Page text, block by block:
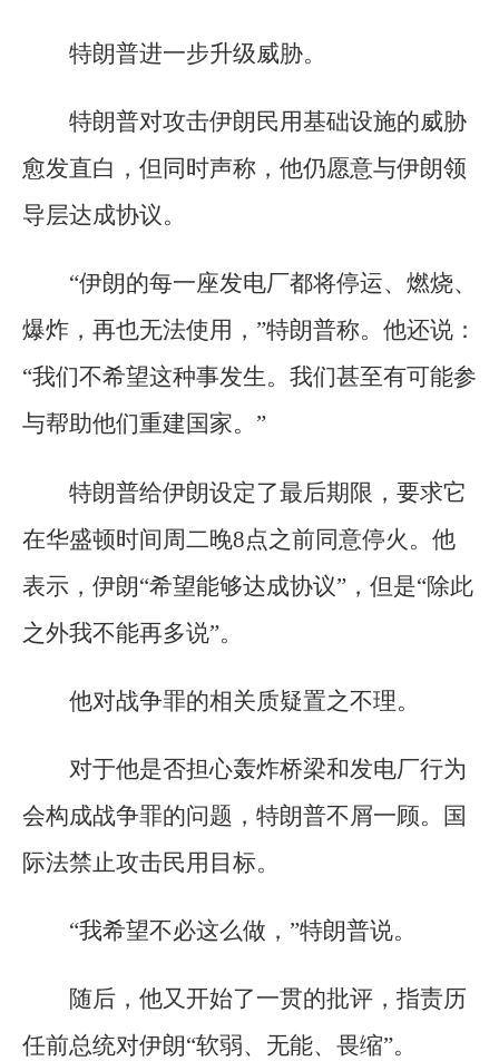
特朗普进一步升级威胁。
特朗普对攻击伊朗民用基础设施的威胁
愈发直白，但同时声称，他仍愿意与伊朗领
导层达成协议。
“伊朗的每一座发电厂都将停运、燃烧、
爆炸，再也无法使用，”特朗普称。他还说：
“我们不希望这种事发生。我们甚至有可能参
与帮助他们重建国家。”
特朗普给伊朗设定了最后期限，要求它
在华盛顿时间周二晚8点之前同意停火。他
表示，伊朗“希望能够达成协议”，但是“除此
之外我不能再多说”。
他对战争罪的相关质疑置之不理。
对于他是否担心轰炸桥梁和发电厂行为
会构成战争罪的问题，特朗普不屑一顾。国
际法禁止攻击民用目标。
“我希望不必这么做，”特朗普说。
随后，他又开始了一贯的批评，指责历
任前总统对伊朗“软弱、无能、畏缩”。